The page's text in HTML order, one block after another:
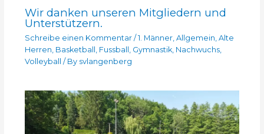
Wir danken unseren Mitgliedern und
Unterstützern.
Schreibe einen Kommentar / 1. Männer, Allgemein, Alte
Herren, Basketball , Fussball , Gymnastik, Nachwuchs,
Volleyball
/ By svlangenberg